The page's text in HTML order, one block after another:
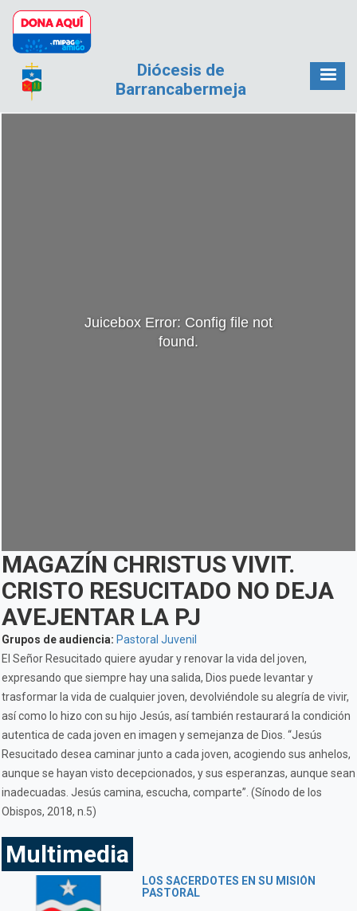
Pasar al contenido principal
Diócesis de
Barrancabermeja
Juicebox Error: Config file not
found.
MAGAZÍN CHRISTUS VIVIT.
CRISTO RESUCITADO NO DEJA
AVEJENTAR LA PJ
Grupos de audiencia: Pastoral Juvenil
El Señor Resucitado quiere ayudar y renovar la vida del joven,
expresando que siempre hay una salida, Dios puede levantar y
trasformar la vida de cualquier joven, devolviéndole su alegría de vivir,
así como lo hizo con su hijo Jesús, así también restaurará la condición
autentica de cada joven en imagen y semejanza de Dios. “Jesús
Resucitado desea caminar junto a cada joven, acogiendo sus anhelos,
aunque se hayan visto decepcionados, y sus esperanzas, aunque sean
inadecuadas. Jesús camina, escucha, comparte”. (Sínodo de los
Obispos, 2018, n.5)
Multimedia
LOS SACERDOTES EN SU MISIÓN
PASTORAL